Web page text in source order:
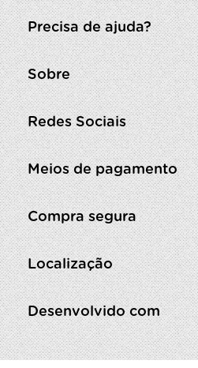
Precisa de ajuda?
Sobre
Redes Sociais
Meios de pagamento
Compra segura
Localização
Desenvolvido com